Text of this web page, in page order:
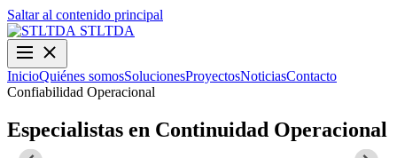
Saltar al contenido principal
STLTDA
InicioQuiénes somosSolucionesProyectosNoticiasContacto
Confiabilidad Operacional
Especialistas en Continuidad Operacional